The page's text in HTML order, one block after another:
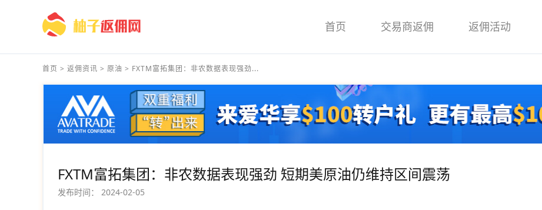
首页 交易商返佣 返佣活动
首页 > 返佣资讯 > 原油 > FXTM富拓集团：非农数据表现强劲...
FXTM富拓集团：非农数据表现强劲 短期美原油仍维持区间震荡
发布时间： 2024-02-05